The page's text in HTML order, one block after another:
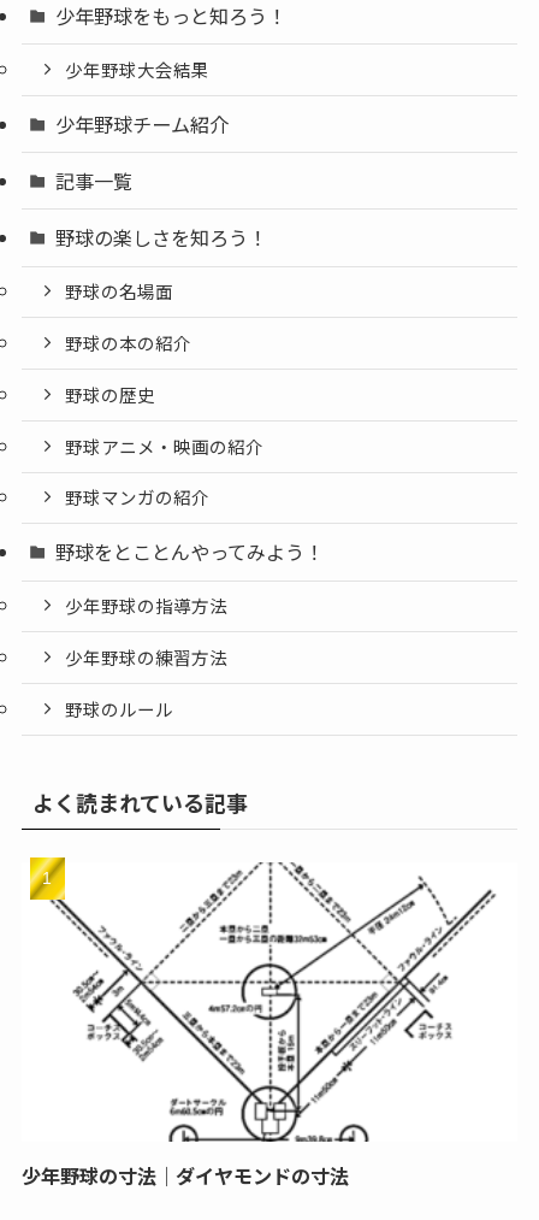
少年野球をもっと知ろう！
少年野球大会結果
少年野球チーム紹介
記事一覧
野球の楽しさを知ろう！
野球の名場面
野球の本の紹介
野球の歴史
野球アニメ・映画の紹介
野球マンガの紹介
野球をとことんやってみよう！
少年野球の指導方法
少年野球の練習方法
野球のルール
よく読まれている記事
少年野球の寸法｜ダイヤモンドの寸法